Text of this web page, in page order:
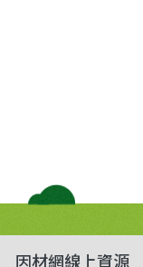
因材網線上資源